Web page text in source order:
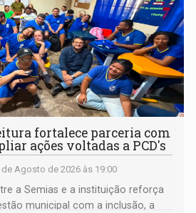
fortalece parceria com
ações voltadas a PCD's
de Agosto de 2026 às 19:00
a Semias e a instituição reforça
municipal com a inclusão, a